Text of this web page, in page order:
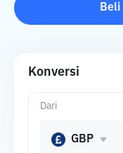
Beli
Konversi
Dari
GBP